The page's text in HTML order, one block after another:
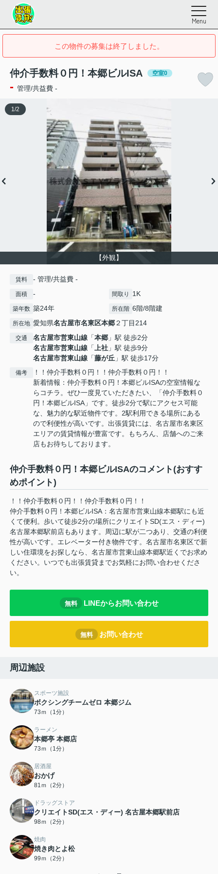
Menu
この物件の募集は終了しました。
仲介手数料０円！本郷ビルISA 空室0
- 管理/共益費 -
【外観】
1 /2
賃料 - 管理/共益費 -
面積 - 間取り 1K
築年数 築24年 所在階 6階/8階建
所在地 愛知県名古屋市名東区本郷２丁目214
交通 名古屋市営東山線 「本郷 」駅 徒歩2分
名古屋市営東山線 「 上社 」駅 徒歩9分
名古屋市営東山線 「藤が丘 」駅 徒歩17分
備考
！！仲介手数料０円！！仲介手数料０円！！
新着情報：仲介手数料０円！本郷ビルISAの空室情報な
らコチラ。ぜひ一度見ていただきたい、「仲介手数料０
円！本郷ビルISA」です。徒歩2分で駅にアクセス可能
な、魅力的な駅近物件です。2駅利用できる場所にある
ので利便性が高いです。出張賃貸には、名古屋市名東区
エリアの賃貸情報が豊富です。もちろん、店舗へのご来
店もお待ちしております。
仲介手数料０円！本郷ビルISAのコメント(おすす
めポイント)
！！仲介手数料０円！！仲介手数料０円！！
仲介手数料０円！本郷ビルISA：名古屋市営東山線本郷駅にも近
くて便利。歩いて徒歩2分の場所にクリエイトSD(エス・ディー)
名古屋本郷駅前店もあります。周辺に駅が二つあり、交通の利便
性が高いです。エレベーター付き物件です。名古屋市名東区で新
しい住環境をお探しなら、名古屋市営東山線本郷駅近くでお求め
ください。いつでも出張賃貸までお気軽にお問い合わせくださ
い。
無料 LINEからお問い合わせ
無料 お問い合わせ
周辺施設
スポーツ施設
ボクシングチームゼロ 本郷ジム
73ｍ（1分）
ラーメン
本郷亭 本郷店
73ｍ（1分）
居酒屋
おかげ
81ｍ（2分）
ドラッグストア
クリエイトSD(エス・ディー) 名古屋本郷駅前店
98ｍ（2分）
焼肉
焼き肉とよ松
99ｍ（2分）